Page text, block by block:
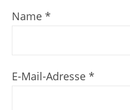
Name *
E-Mail-Adresse *